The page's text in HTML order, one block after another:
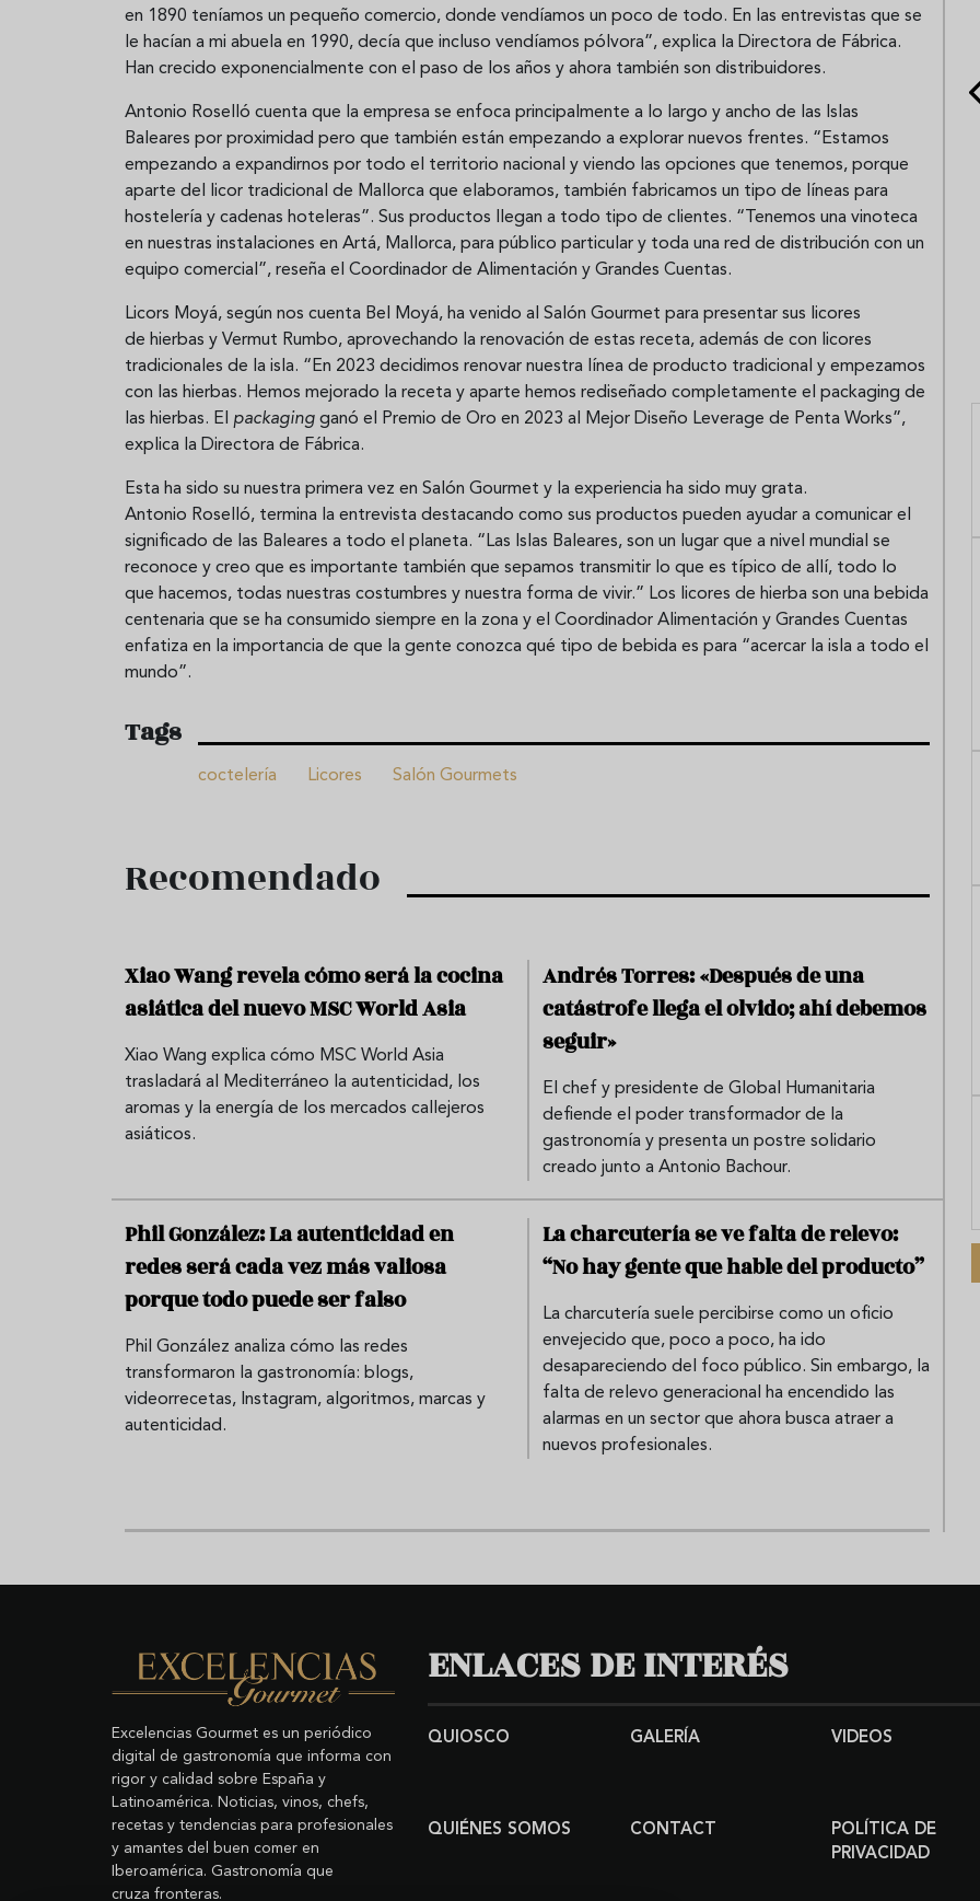
en 1890 teníamos un pequeño comercio, donde vendíamos un poco de todo. En las entrevistas que se
le hacían a mi abuela en 1990, decía que incluso vendíamos pólvora”, explica la Directora de Fábrica.
Han crecido exponencialmente con el paso de los años y ahora también son distribuidores.
Antonio Roselló cuenta que la empresa se enfoca principalmente a lo largo y ancho de las Islas
Baleares por proximidad pero que también están empezando a explorar nuevos frentes. “Estamos
empezando a expandirnos por todo el territorio nacional y viendo las opciones que tenemos, porque
aparte del licor tradicional de Mallorca que elaboramos, también fabricamos un tipo de líneas para
hostelería y cadenas hoteleras”. Sus productos llegan a todo tipo de clientes. “Tenemos una vinoteca
en nuestras instalaciones en Artá, Mallorca, para público particular y toda una red de distribución con un
equipo comercial”, reseña el Coordinador de Alimentación y Grandes Cuentas.
Licors Moyá, según nos cuenta Bel Moyá, ha venido al Salón Gourmet para presentar sus licores
de hierbas y Vermut Rumbo, aprovechando la renovación de estas receta, además de con licores
tradicionales de la isla. “En 2023 decidimos renovar nuestra línea de producto tradicional y empezamos
con las hierbas. Hemos mejorado la receta y aparte hemos rediseñado completamente el packaging de
las hierbas. El packaging ganó el Premio de Oro en 2023 al Mejor Diseño Leverage de Penta Works”,
explica la Directora de Fábrica.
Esta ha sido su nuestra primera vez en Salón Gourmet y la experiencia ha sido muy grata.
Antonio Roselló, termina la entrevista destacando como sus productos pueden ayudar a comunicar el
significado de las Baleares a todo el planeta. “Las Islas Baleares, son un lugar que a nivel mundial se
reconoce y creo que es importante también que sepamos transmitir lo que es típico de allí, todo lo
que hacemos, todas nuestras costumbres y nuestra forma de vivir.” Los licores de hierba son una bebida
centenaria que se ha consumido siempre en la zona y el Coordinador Alimentación y Grandes Cuentas
enfatiza en la importancia de que la gente conozca qué tipo de bebida es para “acercar la isla a todo el
mundo”.
Tags
coctelería Licores Salón Gourmets
Recomendado
Xiao Wang revela cómo será la cocina
asiática del nuevo MSC World Asia
Xiao Wang explica cómo MSC World Asia
trasladará al Mediterráneo la autenticidad, los
aromas y la energía de los mercados callejeros
asiáticos.
Andrés Torres: «Después de una
catástrofe llega el olvido; ahí debemos
seguir»
El chef y presidente de Global Humanitaria
defiende el poder transformador de la
gastronomía y presenta un postre solidario
creado junto a Antonio Bachour.
Phil González: La autenticidad en
redes será cada vez más valiosa
porque todo puede ser falso
Phil González analiza cómo las redes
transformaron la gastronomía: blogs,
videorrecetas, Instagram, algoritmos, marcas y
autenticidad.
La charcutería se ve falta de relevo:
“No hay gente que hable del producto”
La charcutería suele percibirse como un oficio
envejecido que, poco a poco, ha ido
desapareciendo del foco público. Sin embargo, la
falta de relevo generacional ha encendido las
alarmas en un sector que ahora busca atraer a
nuevos profesionales.
Excelencias Gourmet es un periódico
digital de gastronomía que informa con
rigor y calidad sobre España y
Latinoamérica. Noticias, vinos, chefs,
recetas y tendencias para profesionales
y amantes del buen comer en
Iberoamérica. Gastronomía que
cruza fronteras.
ENLACES DE INTERÉS
QUIOSCO GALERÍA VIDEOS
QUIÉNES SOMOS CONTACT
POLÍTICA DE
PRIVACIDAD